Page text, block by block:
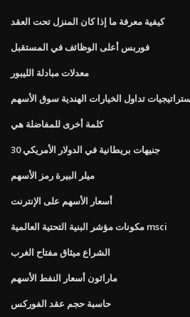
كيفية معرفة ما إذا كان المنزل تحت العقد
فوربس أعلى الوظائف في المستقبل
معدلات مبادلة الليبور
تداول الخيارات الهندية سوق الأسهم
كلمة أخرى للمفاضلة هي
30 جنيهات بريطانية في الدولار الأمريكي
ميلر البيرة رمز الأسهم
أسعار الأسهم على الإنترنت
مكونات مؤشر البنية التحتية العالمية msci
الشراع ميثاق مفتاح الغرب
ماراثون أسعار النفط الأسهم
حاسبة حجم عقد الفوركس